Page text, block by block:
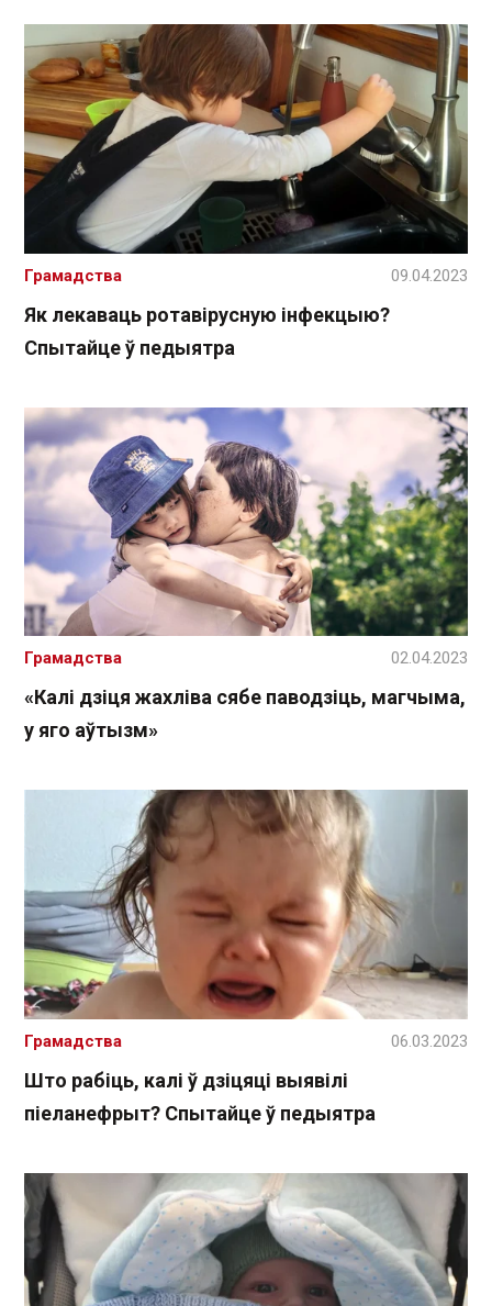
Як лекаваць ротавірусную інфекцыю?
Спытайце ў педыятра
Грамадства 09.04.2023
«Калі дзіця жахліва сябе паводзіць, магчыма,
у яго аўтызм»
Грамадства 02.04.2023
Што рабіць, калі ў дзіцяці выявілі
піеланефрыт? Спытайце ў педыятра
Грамадства 06.03.2023